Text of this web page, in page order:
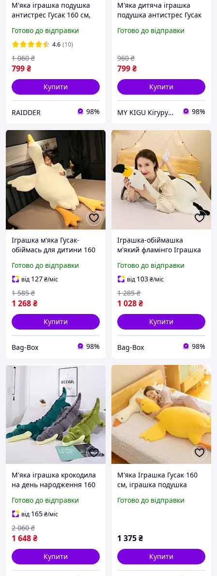
М'яка іграшка подушка
антистрес Гусак 160 см,
Готово до відправки
4.6 (10)
799₴
1 060 ₴
Купити
RAIDDER 98%
М'яка дитяча іграшка
подушка антистрес Гусак
м'які іграшки обіймашки
Готово до відправки
799₴
960 ₴
Купити
MY KIGU Кігурумі для вієї родини! 98%
Іграшка м'яка Гусак-
обіймась для дитини 160
подушка гусак-обіймая в
подарунок Гусак-
обіймашка
Готово до відправки
від 127₴/міс
1 268₴
1 585 ₴
Купити
Bag-Box 98%
Іграшка-обіймашка
м'який фламінго Іграшка
якісна 160 см Довгий
Фламінго
Готово до відправки
від 103₴/міс
1 028₴
1 285 ₴
Купити
Bag-Box 98%
М'яка іграшка крокодила
на день народження 160
крокодила Крокодил різні
кольори Подушка
крокодила
Готово до відправки
від 165₴/міс
1 648₴
2 060 ₴
Купити
М'яка Іграшка Гусак 160
см, іграшка подушка
іграшка-подушка
Готово до відправки
1 375₴
Купити